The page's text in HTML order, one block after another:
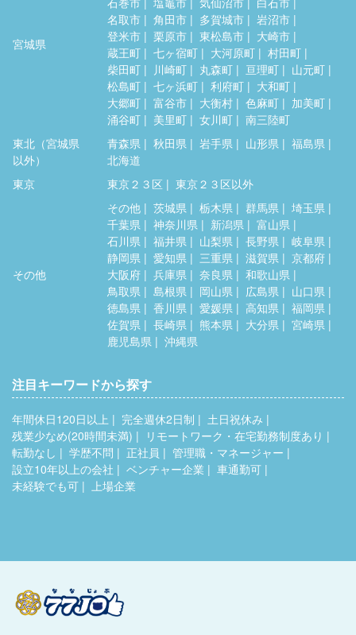
宮城県
名取市
角田市 多賀城市
岩沼市
登米市
栗原市 東松島市
大崎市
蔵王町
七ヶ宿町 大河原町
村田町
柴田町
川崎町 丸森町 亘理町
山元町
松島町
七ヶ浜町 利府町
大和町
大郷町
富谷市 大衡村 色麻町
加美町
涌谷町
美里町 女川町
南三陸町
東北（宮城県
以外）
青森県 秋田県 岩手県 山形県
福島県
北海道
東京
東京２３区 東京２３区以外
その他
その他 茨城県 栃木県 群馬県
埼玉県
千葉県
神奈川県 新潟県
富山県
石川県
福井県 山梨県 長野県
岐阜県
静岡県
愛知県 三重県 滋賀県
京都府
大阪府
兵庫県 奈良県
和歌山県
鳥取県
島根県 岡山県 広島県
山口県
徳島県
香川県 愛媛県 高知県
福岡県
佐賀県
長崎県 熊本県 大分県
宮崎県
鹿児島県
沖縄県
注目キーワードから探す
年間休日120日以上 完全週休2日制
土日祝休み
残業少なめ(20時間未満)
リモートワーク・在宅勤務制度あり
転勤なし
学歴不問 正社員
管理職・マネージャー
設立10年以上の会社
ベンチャー企業
車通勤可
未経験でも可
上場企業